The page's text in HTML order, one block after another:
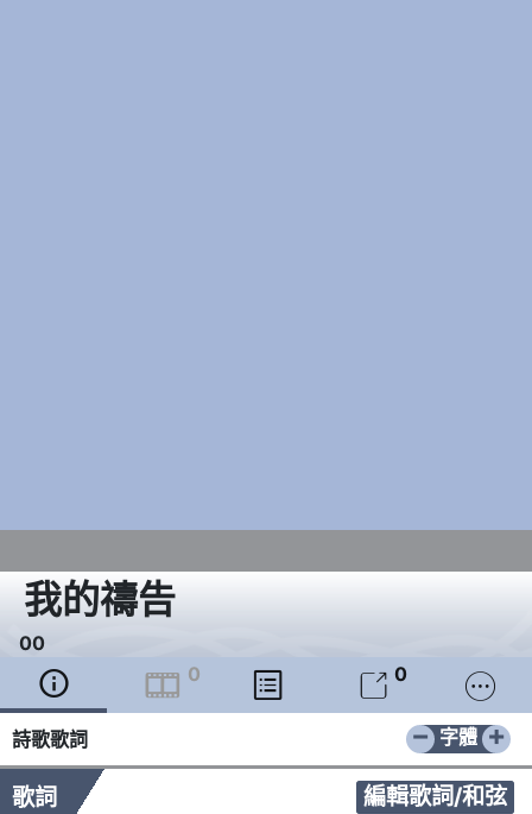
我的禱告
00
  0   0 
詩歌歌詞 − +
字體
歌詞 編輯歌詞/和弦